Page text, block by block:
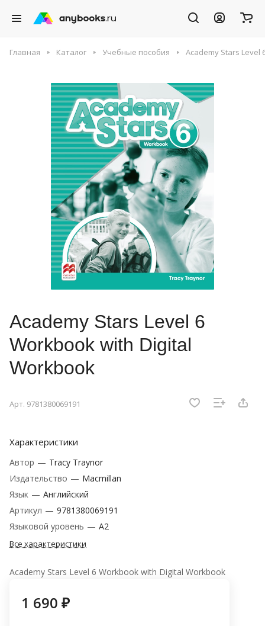
Главная Каталог Учебные пособия Academy Stars Level
Academy Stars Level 6
Workbook with Digital
Workbook
Арт. 9781380069191
Характеристики
Автор — Tracy Traynor
Издательство — Macmillan
Язык — Английский
Артикул — 9781380069191
Языковой уровень — A2
Все характеристики
Academy Stars Level 6 Workbook with Digital Workbook
1 690 ₽